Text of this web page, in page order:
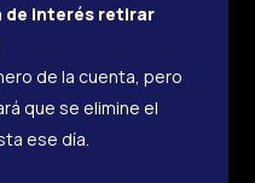
de interés retirar
de la cuenta, pero
que se elimine el
ese día.